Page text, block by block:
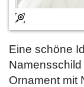
Eine schöne
Ornament mit